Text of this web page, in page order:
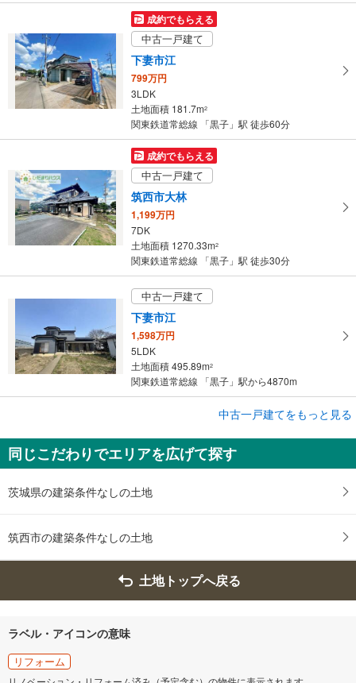
イ
ペ
ー
ジ
存
る
成約でもらえる
中古一戸建て
下妻市江
799万円
3LDK
土地面積 181.7m2
関東鉄道常総線 「黒子」駅 徒歩60分
成約でもらえる
中古一戸建て
筑西市大林
1,199万円
7DK
土地面積 1270.33m2
関東鉄道常総線 「黒子」駅 徒歩30分
中古一戸建て
下妻市江
1,598万円
5LDK
土地面積 495.89m2
関東鉄道常総線 「黒子」駅から4870m
筑西市関舘
1,199万円
6DK
土地面積 347.27m
中古一戸建てをもっと見る
同じこだわりでエリアを広げて探す
茨城県の建築条件なしの土地
筑西市の建築条件なしの土地
土地トップへ戻る
ラベル・アイコンの意味
リフォーム